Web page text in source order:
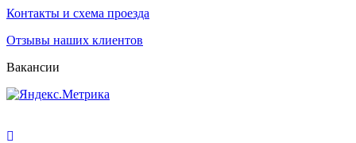
Контакты и схема проезда
Отзывы наших клиентов
Вакансии